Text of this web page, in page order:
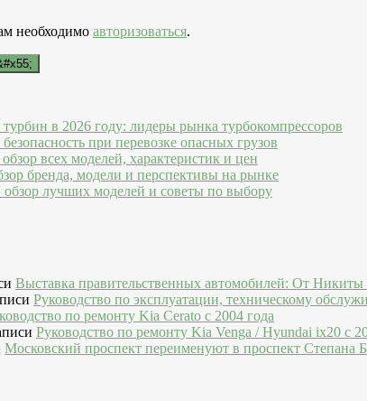
необходимо авторизоваться.
в 2026 году: лидеры рынка турбокомпрессоров
при перевозке опасных грузов
всех моделей, характеристик и цен
бренда, модели и перспективы на рынке
обзор лучших моделей и советы по выбору
Выставка правительственных автомобилей: От
Руководство по эксплуатации, техническому
по ремонту Kia Cerato c 2004 года
Руководство по ремонту Kia Venga / Hyundai ix20 c
Московский проспект переименуют в проспект Степана